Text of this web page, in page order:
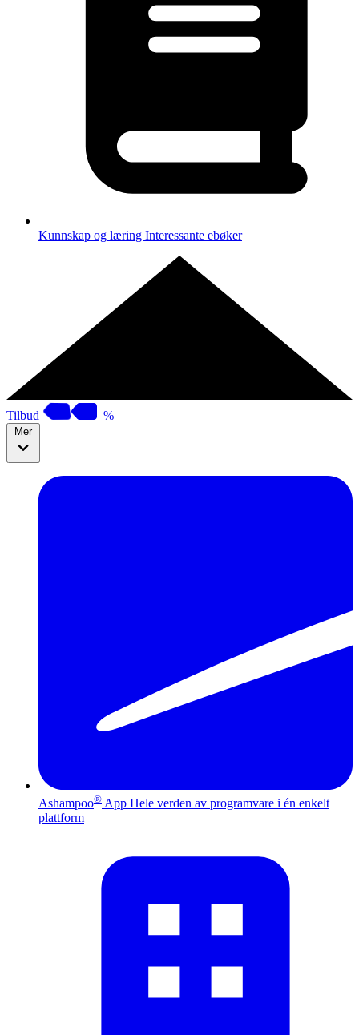
Kunnskap og læring Interessante ebøker
Tilbud %
Mer
Ashampoo® App Hele verden av programvare i én enkelt
plattform